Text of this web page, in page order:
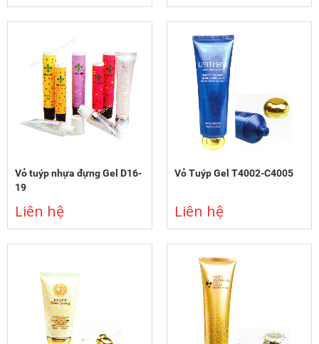
Vỏ tuýp nhựa đựng Gel D16-
19
Liên hệ
Vỏ Tuýp Gel T4002-C4005
Liên hệ